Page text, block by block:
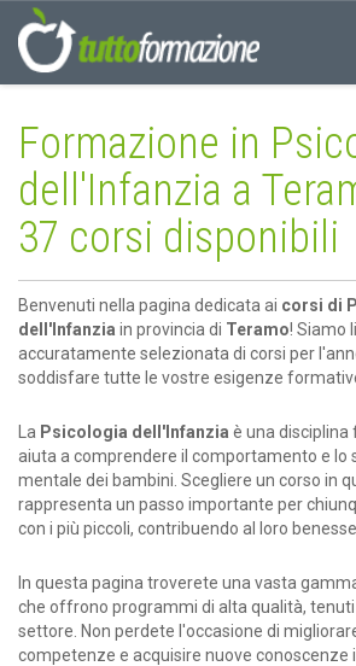
Formazione in
dell'Infanzia a
37 corsi disponibili
Benvenuti nella pagina dedicata ai corsi di
dell'Infanzia in provincia di Teramo! Siamo
accuratamente selezionata di corsi per
soddisfare tutte le vostre esigenze
La Psicologia dell'Infanzia è una
aiuta a comprendere il comportamento e lo
mentale dei bambini. Scegliere un corso in
rappresenta un passo importante per
con i più piccoli, contribuendo al loro
In questa pagina troverete una vasta
che offrono programmi di alta qualità, tenuti
settore. Non perdete l'occasione di
competenze e acquisire nuove conoscenze